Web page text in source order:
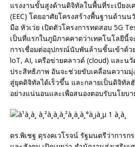
แรงงานขั้นสูงด้านดิจิทัลในพื้นที่ระเบียง
(EEC) โดยอาศัยโครงสร้างพื้นฐานด้าน
มือ หัวเว่ย เปิดตัวโครงการทดสอบ 5G
เป็นที่แรกในภูมิภาคคาดว่าเทคโนโลยีนี้
การเชื่อมต่ออุปกรณ์นับพันล้านชิ้นเข้าด้ว
loT, AI, เครือข่ายคลาวด์ (cloud) และน
ประสิทธิภาพ อันจะช่วยขับเคลื่อนความมุ่
สู่ยุคดิจิทัลได้เร็วขึ้น และกลายเป็นดิจิทั
อย่างแน่นอนและเพื่อสนองตอบรับนโยบ
ดร.พิเชฐ ดุรงคเวโรจน์ รัฐมนตรีว่าการก